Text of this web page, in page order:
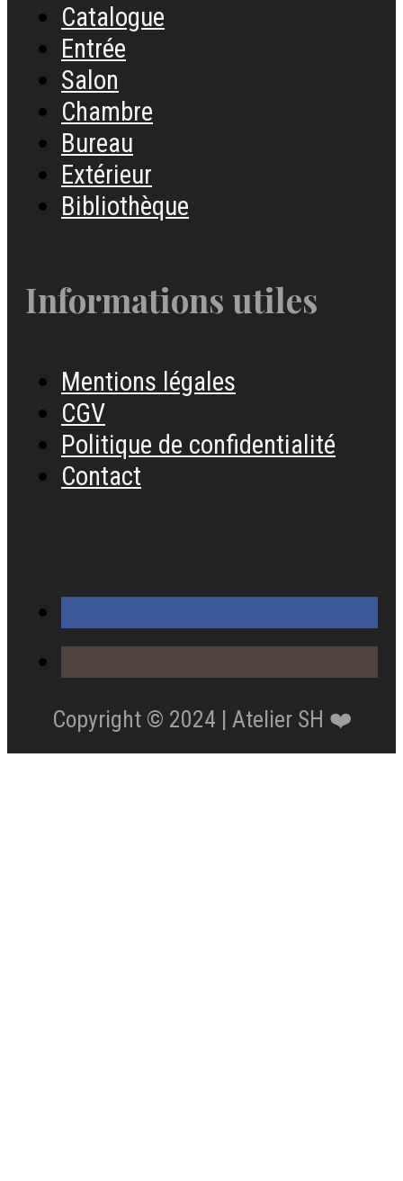
Catalogue
Entrée
Salon
Chambre
Bureau
Extérieur
Bibliothèque
Informations utiles
Mentions légales
CGV
Politique de confidentialité
Contact
Copyright © 2024 | Atelier SH ❤️